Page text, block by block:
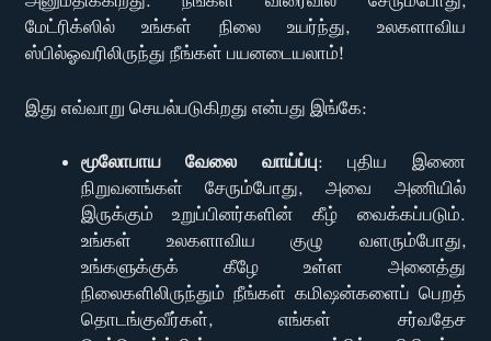
மேட்ரிக்ஸில் உங்கள் நிலை உயர்ந்து, உலகளாவிய
ஸ்பில்ஓவரிலிருந்து நீங்கள் பயனடையலாம்!
இது எவ்வாறு செயல்படுகிறது என்பது இங்கே:
மூலோபாய வேலை வாய்ப்பு: புதிய இணை
நிறுவனங்கள் சேரும்போது, அவை அணியில்
இருக்கும் உறுப்பினர்களின் கீழ் வைக்கப்படும்.
உங்கள் உலகளாவிய குழு வளரும்போது,
உங்களுக்குக் கீழே உள்ள அனைத்து
நிலைகளிலிருந்தும் நீங்கள் கமிஷன்களைப் பெறத்
தொடங்குவீர்கள், எங்கள் சர்வதேச